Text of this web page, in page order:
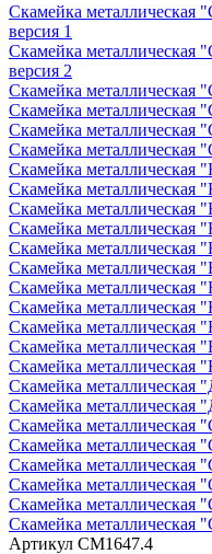
Скамейка металлическая
версия 1
Скамейка металлическая
версия 2
Скамейка металлическая
Скамейка металлическая
Скамейка металлическая
Скамейка металлическая
Скамейка металлическая
Скамейка металлическая
Скамейка металлическая
Скамейка металлическая
Скамейка металлическая
Скамейка металлическая
Скамейка металлическая
Скамейка металлическая
Скамейка металлическая
Скамейка металлическая
Скамейка металлическая
Скамейка металлическая
Скамейка металлическая
Скамейка металлическая
Скамейка металлическая
Скамейка металлическая
Скамейка металлическая
Скамейка металлическая
Скамейка металлическая
Артикул СМ1647.4